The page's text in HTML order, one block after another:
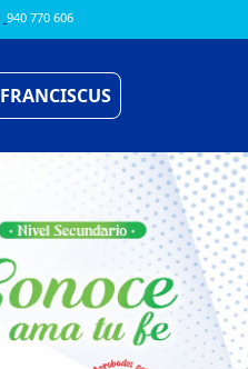
940 770 606
FRANCISCUS